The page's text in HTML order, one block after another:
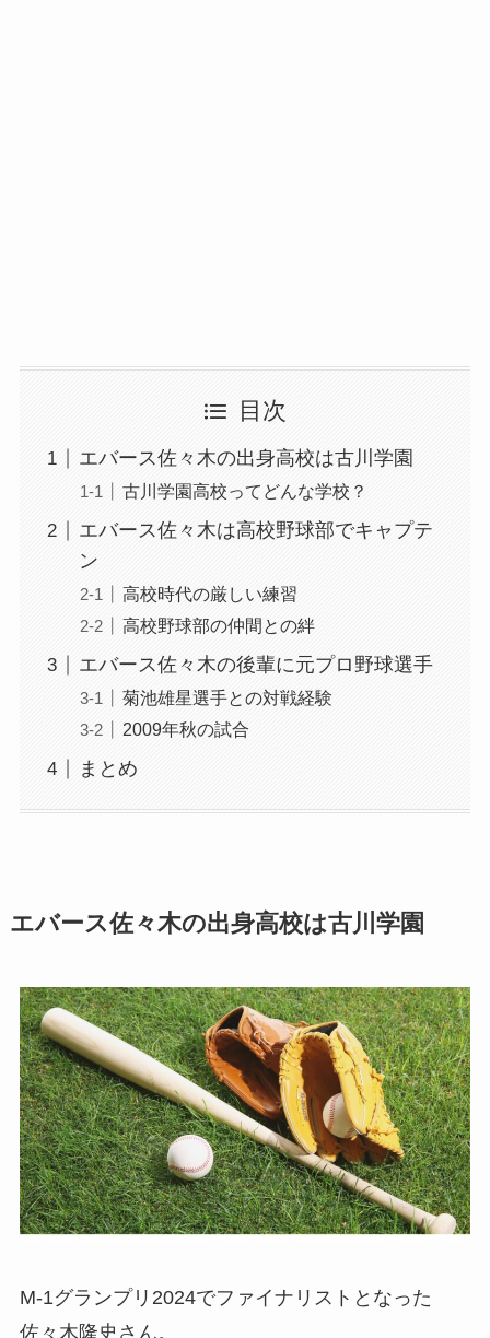
目次
エバース佐々木の出身高校は古川学園
古川学園高校ってどんな学校？
エバース佐々木は高校野球部でキャプテ
ン
高校時代の厳しい練習
高校野球部の仲間との絆
エバース佐々木の後輩に元プロ野球選手
菊池雄星選手との対戦経験
2009年秋の試合
まとめ
エバース佐々木の出身高校は古川学園
M-1グランプリ2024でファイナリストとなった
佐々木隆史さん。